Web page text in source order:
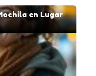
en Lugar